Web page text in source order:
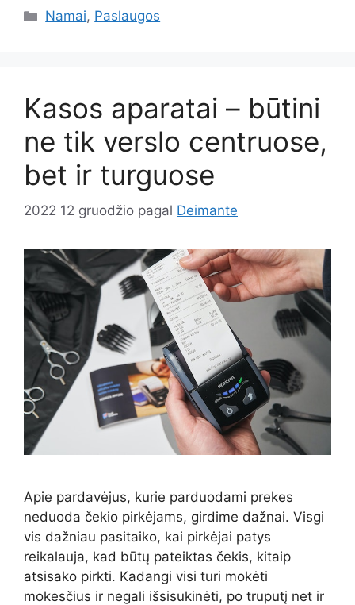
Kategorijos
Namai, Paslaugos
Kasos aparatai – būtini
ne tik verslo centruose,
bet ir turguose
2022 12 gruodžio pagal Deimante
Apie pardavėjus, kurie parduodami prekes
neduoda čekio pirkėjams, girdime dažnai. Visgi
vis dažniau pasitaiko, kai pirkėjai patys
reikalauja, kad būtų pateiktas čekis, kitaip
atsisako pirkti. Kadangi visi turi mokėti
mokesčius ir negali išsisukinėti, po truputį net ir